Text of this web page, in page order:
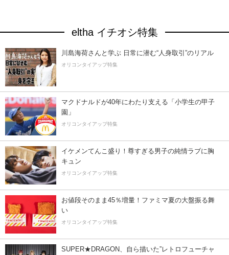
eltha イチオシ特集
川島海荷さんと学ぶ 日常に潜む“人身取引”のリアル
オリコンタイアップ特集
マクドナルドが40年にわたり支える「小学生の甲子
園」
オリコンタイアップ特集
イケメンてんこ盛り！尊すぎる男子の純情ラブに胸
キュン
オリコンタイアップ特集
お値段そのまま45％増量！ファミマ夏の大盤振る舞
い
オリコンタイアップ特集
SUPER★DRAGON、自ら描いた”レトロフューチャ